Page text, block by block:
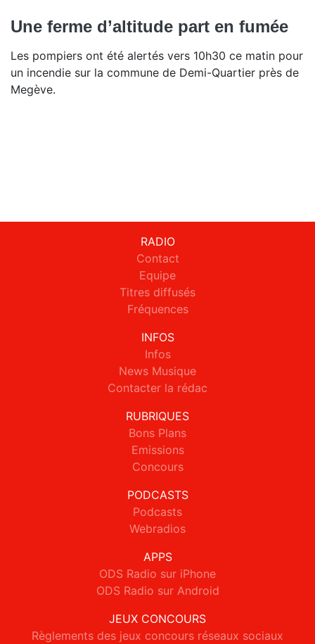
Une ferme d’altitude part en fumée
Les pompiers ont été alertés vers 10h30 ce matin pour
un incendie sur la commune de Demi-Quartier près de
Megève.
RADIO
Contact
Equipe
Titres diffusés
Fréquences
INFOS
Infos
News Musique
Contacter la rédac
RUBRIQUES
Bons Plans
Emissions
Concours
PODCASTS
Podcasts
Webradios
APPS
ODS Radio sur iPhone
ODS Radio sur Android
JEUX CONCOURS
Règlements des jeux concours réseaux sociaux